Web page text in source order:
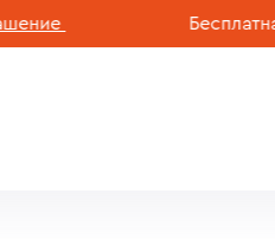
Бесплатная